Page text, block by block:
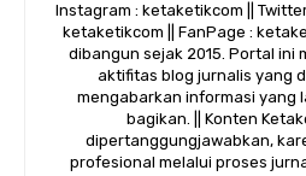
Instagram : ketaketikcom ||
ketaketikcom || FanPage :
dibangun sejak 2015. Portal ini
aktifitas blog jurnalis yang
mengabarkan informasi yang
bagikan. || Konten
dipertanggungjawabkan,
profesional melalui proses